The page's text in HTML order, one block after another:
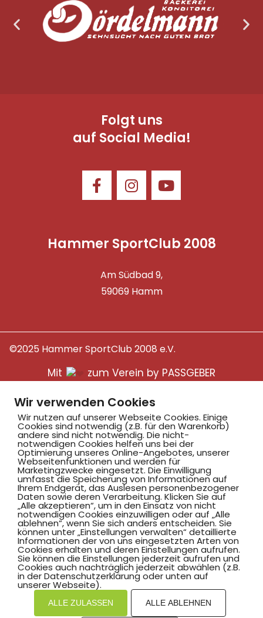
Folgt uns
auf Social Media!
Hammer SportClub 2008
Am Südbad 9,
59069 Hamm
©2025 Hammer SportClub 2008 e.V.
Mit zum Verein by PASSGEBER
Impressum
Hinweisgebersystem
Wir verwenden Cookies
Wir nutzen auf unserer Webseite Cookies. Einige
Cookies sind notwendig (z.B. für den Warenkorb)
andere sind nicht notwendig. Die nicht-
notwendigen Cookies helfen uns bei der
Optimierung unseres Online-Angebotes, unserer
Webseitenfunktionen und werden für
Marketingzwecke eingesetzt. Die Einwilligung
umfasst die Speicherung von Informationen auf
Ihrem Endgerät, das Auslesen personenbezogener
Daten sowie deren Verarbeitung. Klicken Sie auf
„Alle akzeptieren“, um in den Einsatz von nicht
notwendigen Cookies einzuwilligen oder auf „Alle
ablehnen“, wenn Sie sich anders entscheiden. Sie
können unter „Einstellungen verwalten“ detaillierte
Informationen der von uns eingesetzten Arten von
Cookies erhalten und deren Einstellungen aufrufen.
Sie können die Einstellungen jederzeit aufrufen und
Cookies auch nachträglich jederzeit abwählen (z.B.
in der Datenschutzerklärung oder unten auf
unserer Webseite).
ALLE ZULASSEN ALLE ABLEHNEN